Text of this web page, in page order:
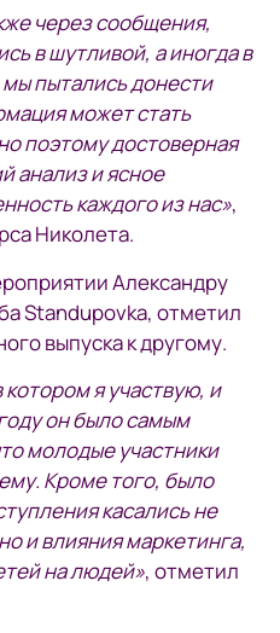
через сообщения,
в шутливой, а иногда в
пытались донести
может стать
поэтому достоверная
анализ и ясное
каждого из нас»,
Николета.
Александру
Standupovka, отметил
выпуска к другому.
я участвую, и
он было самым
молодые участники
Кроме того, было
касались не
и влияния маркетинга,
на людей», отметил